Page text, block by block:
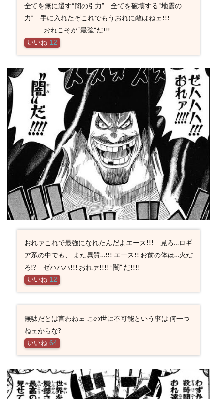
全てを無に還す“闇の引力” 全てを破壊する“地震の
力” 手に入れたぞこれでもうおれに敵はねェ!!!
…………おれこそが“最強”だ!!!
いいね 12
おれァこれで最強になれたんだよエース!!! 見ろ…ロギ
ア系の中でも、 また異質…!!! エース!! お前の体は…火だ
ろ!? ゼハハハ!!! おれァ!!!! ”闇” だ!!!!
いいね 12
無駄だとは言わねェ この世に不可能という事は 何一つ
ねェからな?
いいね 64